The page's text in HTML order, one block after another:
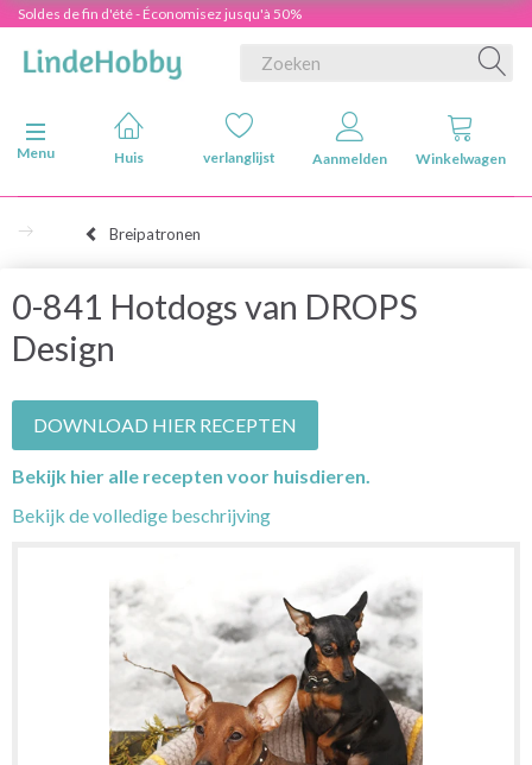
Soldes de fin d'été - Économisez jusqu'à 50%
Navigatie in-/uitschakelen
Menu
Huis verlanglijst Aanmelden Winkelwagen
Breipatronen
0-841 Hotdogs van DROPS
Design
DOWNLOAD HIER RECEPTEN
Bekijk hier alle recepten voor huisdieren.
Bekijk de volledige beschrijving